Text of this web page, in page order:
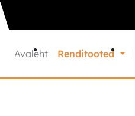
Avaleht Renditooted